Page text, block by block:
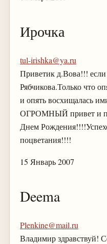
Ирочка
tul-irishka@ya.ru
Приветик д.Вова!!!
Рябчикова.Только что
и опять восхищалась
ОГРОМНЫЙ привет и
Днем
поцветания!!!!
15 Январь 2007
Deema
Plenkine@mail.ru
Владимир здравствуй!